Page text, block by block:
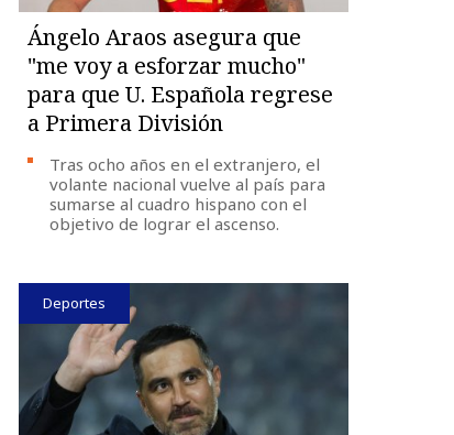
Ángelo Araos asegura que
"me voy a esforzar mucho"
para que U. Española regrese
a Primera División
Tras ocho años en el extranjero, el
volante nacional vuelve al país para
sumarse al cuadro hispano con el
objetivo de lograr el ascenso.
Deportes